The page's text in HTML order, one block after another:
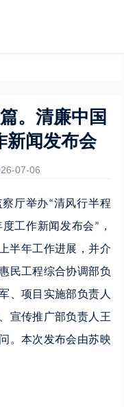
。清廉中国
新闻发布会
07-06
厅举办“清风行半程
度工作新闻发布会” ，
半年工作进展，并介
民工程综合协调部负
、项目实施部负责人
宣传推广部负责人王
。本次发布会由苏映